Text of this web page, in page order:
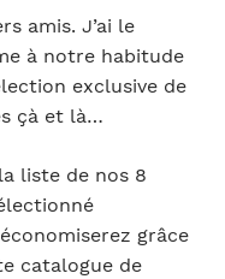
amis. J’ai le
à notre habitude
exclusive de
çà et là…
liste de nos 8
grâce
catalogue de